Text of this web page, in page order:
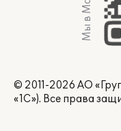
Мы в Max
© 2011-2026 АО
«1С»). Все права